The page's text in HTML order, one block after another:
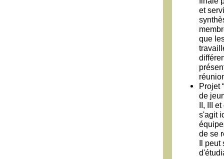
et
que
Projet
de
II, III
s'agit
de se
Il peut